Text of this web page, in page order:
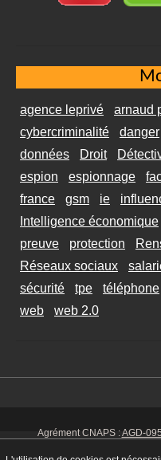
agence leprivé arnaud
cybercriminalité
danger
données
Droit
espion
espionnage
france
gsm ie
Intelligence économique
preuve
protection
Réseaux sociaux
sécurité
tpe téléphone
web
web 2.0
Agrément CNAPS :AGD-
925 00038 - Code NAF 8030